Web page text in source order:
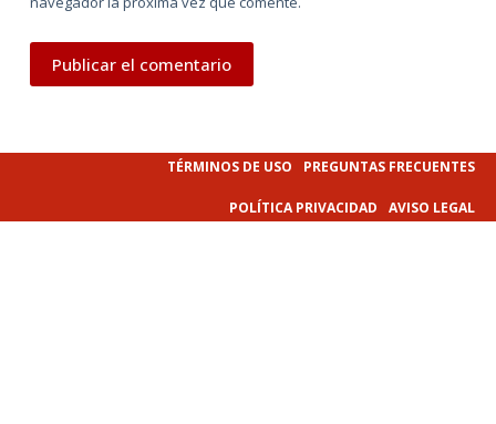
Publicar el comentario
TÉRMINOS DE USO PREGUNTAS FRECUENTES
POLÍTICA PRIVACIDAD AVISO LEGAL